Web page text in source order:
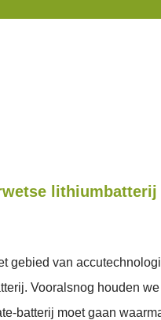
gebied van
Vooralsnog houden
batterij moet gaan